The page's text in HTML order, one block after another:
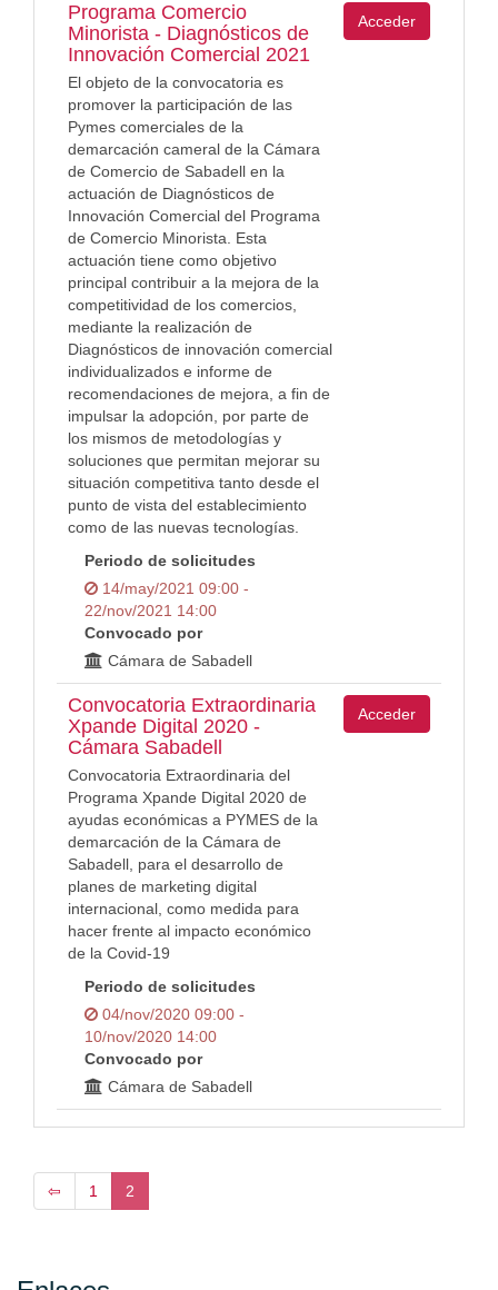
Programa Comercio
Minorista - Diagnósticos de
Innovación Comercial 2021
El objeto de la convocatoria es
promover la participación de las
Pymes comerciales de la
demarcación cameral de la Cámara
de Comercio de Sabadell en la
actuación de Diagnósticos de
Innovación Comercial del Programa
de Comercio Minorista. Esta
actuación tiene como objetivo
principal contribuir a la mejora de la
competitividad de los comercios,
mediante la realización de
Diagnósticos de innovación comercial
individualizados e informe de
recomendaciones de mejora, a fin de
impulsar la adopción, por parte de
los mismos de metodologías y
soluciones que permitan mejorar su
situación competitiva tanto desde el
punto de vista del establecimiento
como de las nuevas tecnologías.
Periodo de solicitudes
14/may/2021 09:00 -
22/nov/2021 14:00
Convocado por
Cámara de Sabadell
Acceder
Convocatoria Extraordinaria
Xpande Digital 2020 -
Cámara Sabadell
Convocatoria Extraordinaria del
Programa Xpande Digital 2020 de
ayudas económicas a PYMES de la
demarcación de la Cámara de
Sabadell, para el desarrollo de
planes de marketing digital
internacional, como medida para
hacer frente al impacto económico
de la Covid-19
Periodo de solicitudes
04/nov/2020 09:00 -
10/nov/2020 14:00
Convocado por
Cámara de Sabadell
Acceder
⇦ 1 2